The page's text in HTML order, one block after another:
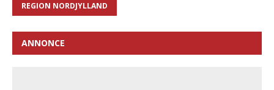
REGION NORDJYLLAND
ANNONCE